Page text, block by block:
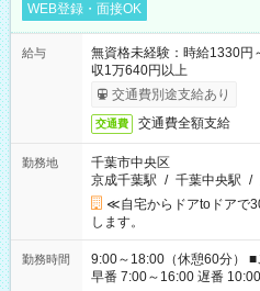
WEB登録・面接OK
給与
無資格未経験：時給1330
収1万640円以上
交通費別途支給あり
交通費 交通費全額支給
勤務地
千葉市中央区
京成千葉駅 / 千葉中央駅 /
≪自宅からドアtoドアで
します。
勤務時間
9:00～18:00（休憩60分） ■ご希望があれば下記シフトもOK！
早番 7:00～16:00 遅番 10:00～19:00 「家族と